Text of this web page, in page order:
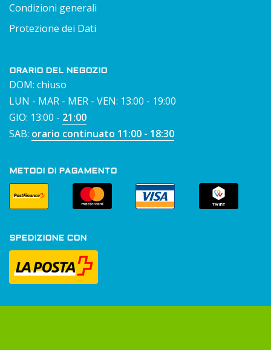
Condizioni generali
Protezione dei Dati
ORARIO DEL NEGOZIO
DOM: chiuso
LUN - MAR - MER - VEN: 13:00 - 19:00
GIO: 13:00 - 21:00
SAB: orario continuato 11:00 - 18:30
METODI DI PAGAMENTO
SPEDIZIONE CON